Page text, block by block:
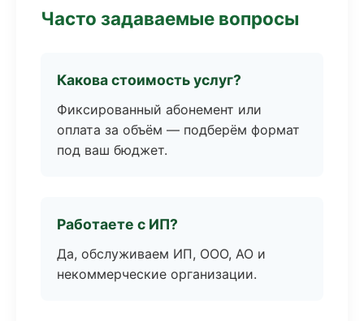
Часто задаваемые вопросы
Какова стоимость услуг?
Фиксированный абонемент или
оплата за объём — подберём формат
под ваш бюджет.
Работаете с ИП?
Да, обслуживаем ИП, ООО, АО и
некоммерческие организации.